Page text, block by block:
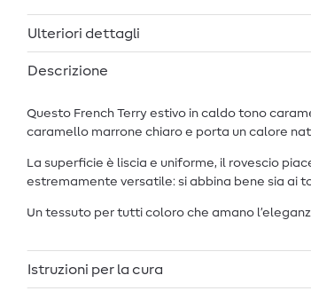
Ulteriori dettagli
Descrizione
Questo French Terry estivo in caldo tono
caramello marrone chiaro e porta un calore
La superficie è liscia e uniforme, il rovescio
estremamente versatile: si abbina bene sia ai
Un tessuto per tutti coloro che amano
Istruzioni per la cura